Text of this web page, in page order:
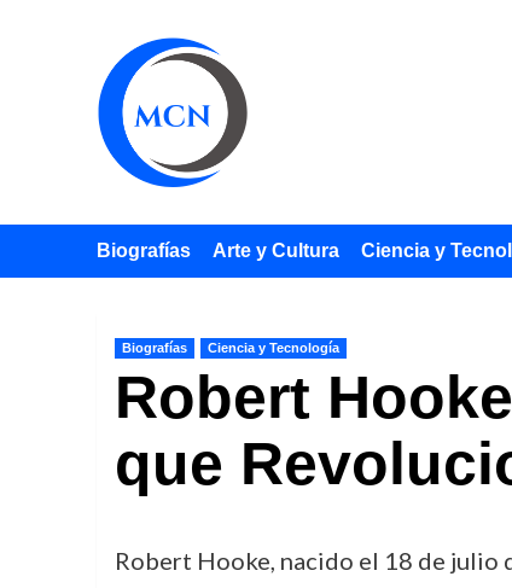
Biografías Arte y Cultura Ciencia y
Biografías Ciencia y Tecnología
Robert
que
Robert Hooke, nacido el 18 de julio